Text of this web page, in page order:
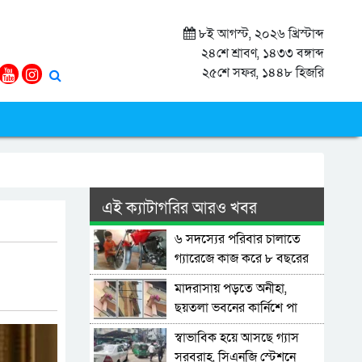
৮ই আগস্ট, ২০২৬ খ্রিস্টাব্দ
২৪শে শ্রাবণ, ১৪৩৩ বঙ্গাব্দ
২৫শে সফর, ১৪৪৮ হিজরি
এই ক্যাটাগরির আরও খবর
৬ সদস্যের পরিবার চালাতে
গ্যারেজে কাজ করে ৮ বছরের
শিশু
মাদরাসায় পড়তে অনীহা,
ছয়তলা ভবনের কার্নিশে পা
ঝুলিয়ে বসেছিল শিশু
স্বাভাবিক হয়ে আসছে গ্যাস
সরবরাহ, সিএনজি স্টেশনে